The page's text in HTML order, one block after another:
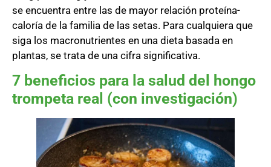
se encuentra entre las de mayor relación proteína-
caloría de la familia de las setas. Para cualquiera que
siga los macronutrientes en una dieta basada en
plantas, se trata de una cifra significativa.
7 beneficios para la salud del hongo
trompeta real (con investigación)